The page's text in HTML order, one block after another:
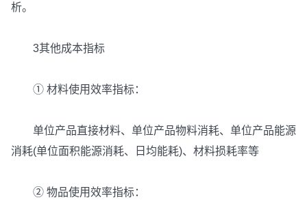
析。
3其他成本指标
① 材料使用效率指标：
单位产品直接材料、单位产品物料消耗、单位产品能源
消耗(单位面积能源消耗、日均能耗)、材料损耗率等
② 物品使用效率指标：